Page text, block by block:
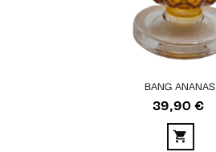
BANG ANANAS
Prix
39,90 €